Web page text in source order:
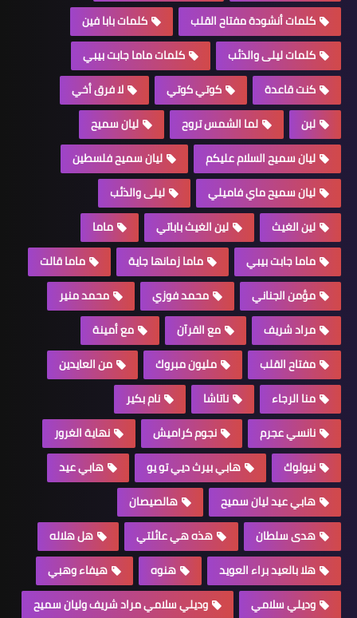
كلمات أنشودة مفتاح القلب
كلمات بابا فين
كلمات ليلى والذئب
كلمات ماما جابت بيبي
كنت قاعدة
كوتي كوتي
لا فرق أخي
لبن
لما الشمس تروح
ليان سميح
ليان سميح السلام عليكم
ليان سميح فلسطين
ليان سميح ماي فاميلي
ليلى والذئب
لين الغيث
لين الغيث باباتي
ماما
ماما جابت بيبي
ماما زمانها جاية
ماما قالت
مؤمن الجناني
محمد فوزي
محمد منير
مراد شريف
مع القرآن
مع أمينة
مفتاح القلب
مليون مبروك
من العايدين
منا الرجاء
ناتاشا
نام بكير
نانسي عجرم
نجوم كراميش
نهاية الغرور
نيولوك
هابي بيرث ديي تو يو
هابي عيد
هابي عيد ليان سميح
هالصيصان
هدى سلطان
هذه هي عائلتي
هل هلاله
هلا بالعيد براء العويد
هنوه
هيفاء وهبي
وديلي سلامي
وديلي سلامي مراد شريف وليان سميح